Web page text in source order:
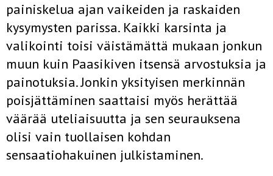
painiskelua ajan vaikeiden ja raskaiden
kysymysten parissa. Kaikki karsinta ja
valikointi toisi väistämättä mukaan jonkun
muun kuin Paasikiven itsensä arvostuksia ja
painotuksia. Jonkin yksityisen merkinnän
poisjättäminen saattaisi myös herättää
väärää uteliaisuutta ja sen seurauksena
olisi vain tuollaisen kohdan
sensaatiohakuinen julkistaminen.